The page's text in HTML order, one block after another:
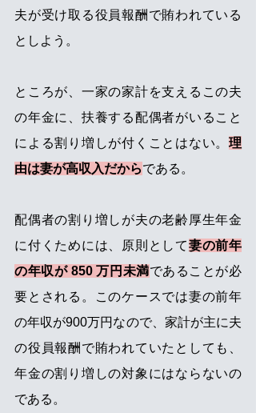
夫が受け取る役員報酬で賄われている
としよう。
ところが、一家の家計を支えるこの夫
の年金に、扶養する配偶者がいること
による割り増しが付くことはない。 理
由は妻が高収入だからである。
配偶者の割り増しが夫の老齢厚生年金
に付くためには、原則として妻の前年
の年収が 850 万円未満であることが必
要とされる。このケースでは妻の前年
の年収が900万円なので、家計が主に夫
の役員報酬で賄われていたとしても、
年金の割り増しの対象にはならないの
である。